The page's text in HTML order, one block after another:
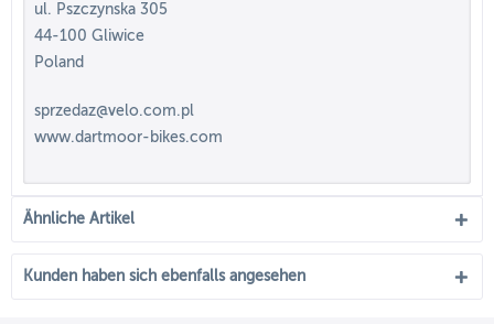
ul. Pszczynska 305
44-100 Gliwice
Poland
sprzedaz@velo.com.pl
www.dartmoor-bikes.com
Ähnliche Artikel
Kunden haben sich ebenfalls angesehen